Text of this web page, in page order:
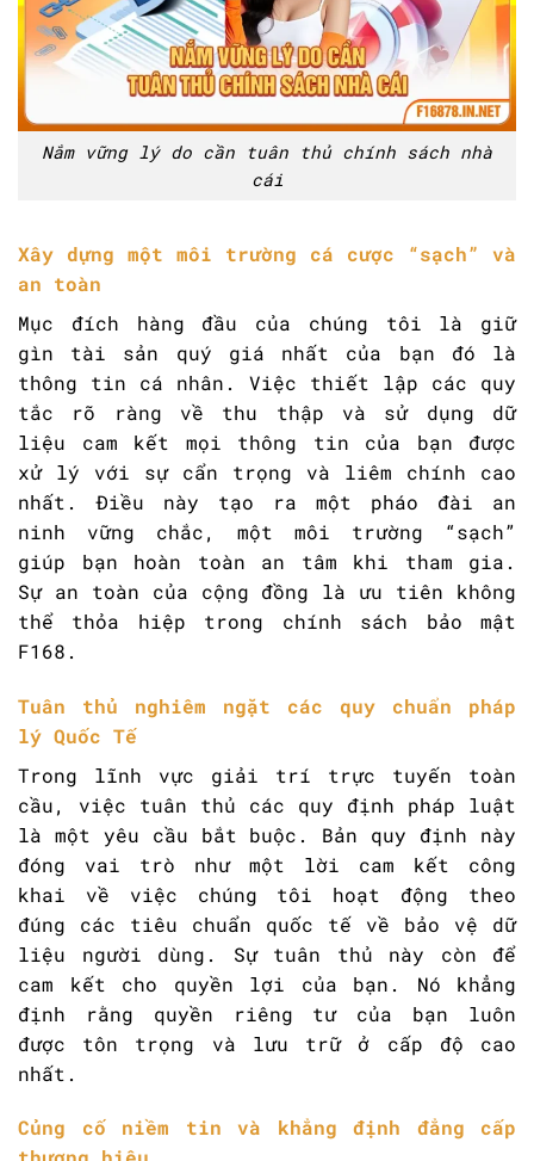
Nắm vững lý do cần tuân thủ chính sách nhà
cái
Xây dựng một môi trường cá cược “sạch” và
an toàn
Mục đích hàng đầu của chúng tôi là giữ
gìn tài sản quý giá nhất của bạn đó là
thông tin cá nhân. Việc thiết lập các quy
tắc rõ ràng về thu thập và sử dụng dữ
liệu cam kết mọi thông tin của bạn được
xử lý với sự cẩn trọng và liêm chính cao
nhất. Điều này tạo ra một pháo đài an
ninh vững chắc, một môi trường “sạch”
giúp bạn hoàn toàn an tâm khi tham gia.
Sự an toàn của cộng đồng là ưu tiên không
thể thỏa hiệp trong chính sách bảo mật
F168.
Tuân thủ nghiêm ngặt các quy chuẩn pháp
lý Quốc Tế
Trong lĩnh vực giải trí trực tuyến toàn
cầu, việc tuân thủ các quy định pháp luật
là một yêu cầu bắt buộc. Bản quy định này
đóng vai trò như một lời cam kết công
khai về việc chúng tôi hoạt động theo
đúng các tiêu chuẩn quốc tế về bảo vệ dữ
liệu người dùng. Sự tuân thủ này còn để
cam kết cho quyền lợi của bạn. Nó khẳng
định rằng quyền riêng tư của bạn luôn
được tôn trọng và lưu trữ ở cấp độ cao
nhất.
Củng cố niềm tin và khẳng định đẳng cấp